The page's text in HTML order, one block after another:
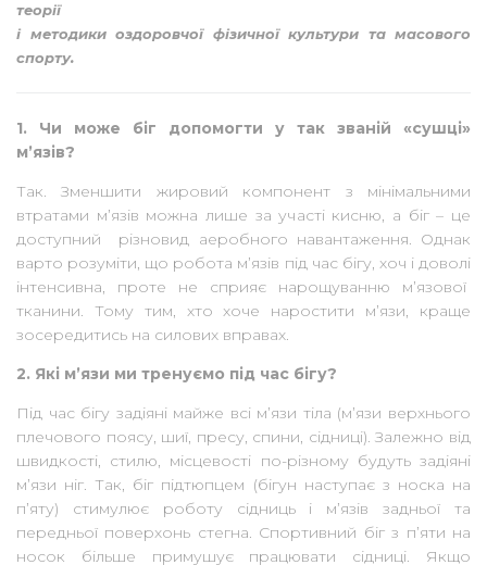
теорії
і методики оздоровчої фізичної культури та масового
спорту.
1. Чи може біг допомогти у так званій «сушці»
м’язів?
Так. Зменшити жировий компонент з мінімальними
втратами м’язів можна лише за участі кисню, а біг – це
доступний різновид аеробного навантаження. Однак
варто розуміти, що робота м’язів під час бігу, хоч і доволі
інтенсивна, проте не сприяє нарощуванню м’язової
тканини. Тому тим, хто хоче наростити м’язи, краще
зосередитись на силових вправах.
2. Які м’язи ми тренуємо під час бігу?
Під час бігу задіяні майже всі м’язи тіла (м’язи верхнього
плечового поясу, шиї, пресу, спини, сідниці). Залежно від
швидкості, стилю, місцевості по-різному будуть задіяні
м’язи ніг. Так, біг підтюпцем (бігун наступає з носка на
п’яту) стимулює роботу сідниць і м’язів задньої та
передньої поверхонь стегна. Спортивний біг з п’яти на
носок більше примушує працювати сідниці. Якщо